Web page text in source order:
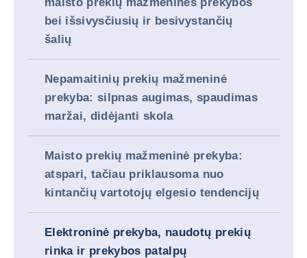
bei išsivysčiusių ir besivystančių
šalių
Nepamaitinių prekių mažmeninė
prekyba: silpnas augimas, spaudimas
maržai, didėjanti skola
Maisto prekių mažmeninė prekyba:
atspari, tačiau priklausoma nuo
kintančių vartotojų elgesio tendencijų
Elektroninė prekyba, naudotų prekių
rinka ir prekybos patalpų